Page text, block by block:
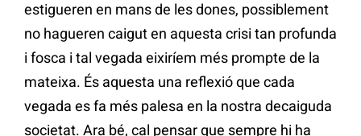
estigueren en mans de les dones, possiblement
no hagueren caigut en aquesta crisi tan profunda
i fosca i tal vegada eixiríem més prompte de la
mateixa. És aquesta una reflexió que cada
vegada es fa més palesa en la nostra decaiguda
societat. Ara bé, cal pensar que sempre hi ha